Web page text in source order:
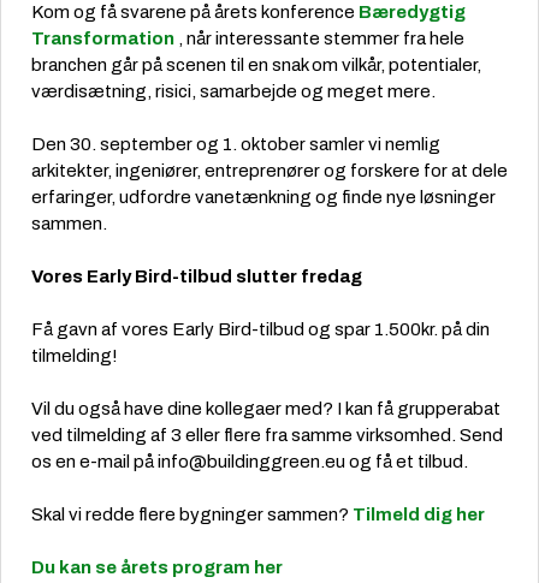
Kom og få svarene på årets konference Bæredygtig
Transformation , når interessante stemmer fra hele
branchen går på scenen til en snak om vilkår, potentialer,
værdisætning, risici, samarbejde og meget mere.
Den 30. september og 1. oktober samler vi nemlig
arkitekter, ingeniører, entreprenører og forskere for at dele
erfaringer, udfordre vanetænkning og finde nye løsninger
sammen.
Vores Early Bird-tilbud slutter fredag
Få gavn af vores Early Bird-tilbud og spar 1.500kr. på din
tilmelding!
Vil du også have dine kollegaer med? I kan få grupperabat
ved tilmelding af 3 eller flere fra samme virksomhed. Send
os en e-mail på info@buildinggreen.eu og få et tilbud.
Skal vi redde flere bygninger sammen? Tilmeld dig her
Du kan se årets program her